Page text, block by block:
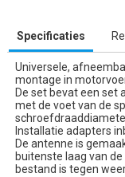
Specificaties
Universele,
montage in
De set bevat een set
met de voet van de
Installatie adapters
De antenne is
buitenste laag van
bestand is tegen